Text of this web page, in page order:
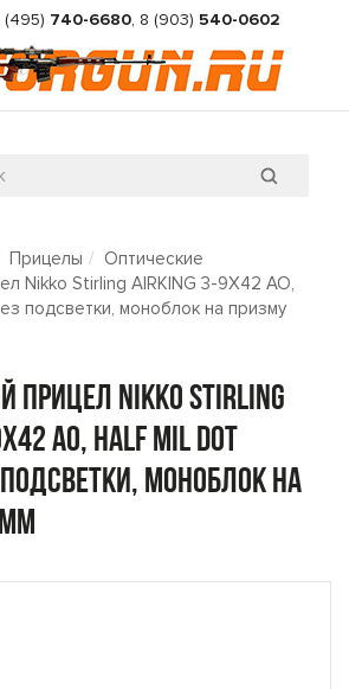
(495) 740-6680, 8 (903) 540-0602
Прицелы
Оптические
Nikko Stirling AIRKING 3-9X42 AO,
подсветки, моноблок на призму
прицел Nikko Stirling
AO, Half Mil Dot
моноблок на